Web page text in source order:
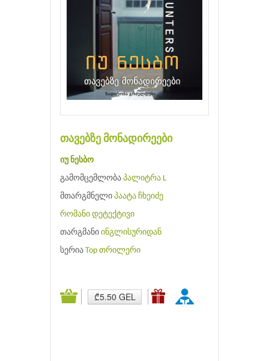
თავებზე მონადირეები
იუ ნესბო
გამომცემლობა პალიტრა L
მთარგმნელი პაატა ჩხეიძე
რომანი დეტექტივი
თარგმანი ინგლისურიდან
სერია Top თრილერი
₾5.50 GEL